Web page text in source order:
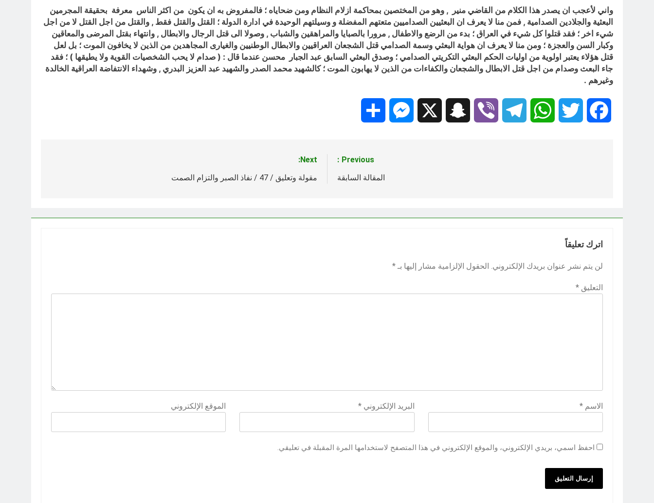
واني لأعجب ان يصدر هذا الكلام من القاضي منير , وهو من المختصين بمحاكمة ازلام النظام ومن ضحاياه ؛ فالمفروض به ان يكون من اكثر الناس معرفة بحقيقة المجرمين
البعثية والجلادين الصدامية , فمن منا لا يعرف ان البعثيين الصداميين متعتهم المفضلة و وسيلتهم الوحيدة في ادارة الدولة ؛ القتل والقتل فقط , والقتل من اجل القتل لا من اجل
شيء اخر ؛ فقد قتلوا كل شيء في العراق ؛ بدء من الرضع والاطفال , مرورا بالصبايا والمراهقين والشباب , وصولا الى قتل الرجال والابطال , وانتهاء بقتل المرضى والمعاقين
وكبار السن والعجزة ؛ ومن منا لا يعرف ان هواية البعثي وسمة الصدامي قتل الشجعان العراقيين والابطال الوطنيين والغيارى المجاهدين من الذين لا يخافون الموت ؛ بل لعل
قتل هؤلاء يعتبر اولوية من اوليات الحكم البعثي التكريتي الصدامي ؛ وصدق البعثي السابق عبد الجبار محسن عندما قال : ( صدام لا يحب الشخصيات القوية ولا يطيقها ) ؛ فقد
جاء البعث وصدام من اجل قتل الابطال والشجعان والكفاءات من الذين لا يهابون الموت ؛ كالشهيد محمد الصدر والشهيد عبد العزيز البدري , وشهداء الانتفاضة العراقية الخالدة
وغيرهم .
Facebook
Twitter
WhatsApp
Telegram
Viber
Snapchat
Messenger
Previous:
المقالة السابقة
Next:
مقولة وتعليق / 47 / نفاذ الصبر والتزام الصمت
اترك تعليقاً
لن يتم نشر عنوان بريدك الإلكتروني. الحقول الإلزامية مشار إليها بـ *
التعليق *
الاسم * البريد الإلكتروني* الموقع الإلكتروني
احفظ اسمي، بريدي الإلكتروني، والموقع الإلكتروني في هذا المتصفح لاستخدامها المرة المقبلة في تعليقي.